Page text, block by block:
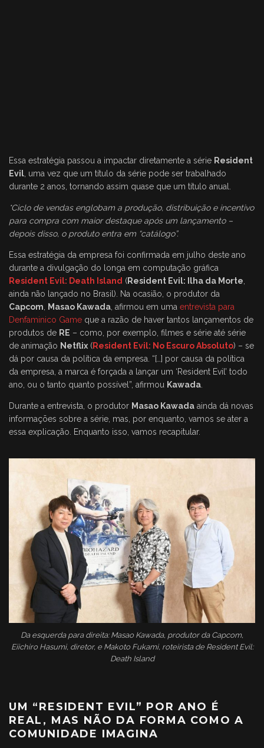
Essa estratégia passou a impactar diretamente a série Resident
Evil, uma vez que um título da série pode ser trabalhado
durante 2 anos, tornando assim quase que um título anual.
*Ciclo de vendas englobam a produção, distribuição e incentivo
para compra com maior destaque após um lançamento –
depois disso, o produto entra em “catálogo”.
Essa estratégia da empresa foi confirmada em julho deste ano
durante a divulgação do longa em computação gráfica
Resident Evil: Death Island (Resident Evil: Ilha da Morte,
ainda não lançado no Brasil). Na ocasião, o produtor da
Capcom, Masao Kawada, afirmou em uma entrevista para
Denfaminico Game que a razão de haver tantos lançamentos de
produtos de RE – como, por exemplo, filmes e série até série
de animação Netflix (Resident Evil: No Escuro Absoluto) – se
dá por causa da política da empresa. “[…] por causa da política
da empresa, a marca é forçada a lançar um ‘Resident Evil’ todo
ano, ou o tanto quanto possível”, afirmou Kawada.
Durante a entrevista, o produtor Masao Kawada ainda dá novas
informações sobre a série, mas, por enquanto, vamos se ater a
essa explicação. Enquanto isso, vamos recapitular.
Da esquerda para direita: Masao Kawada, produtor da Capcom,
Eiichiro Hasumi, diretor, e Makoto Fukami, roteirista de Resident Evil:
Death Island
UM “RESIDENT EVIL” POR ANO É
REAL, MAS NÃO DA FORMA COMO A
COMUNIDADE IMAGINA